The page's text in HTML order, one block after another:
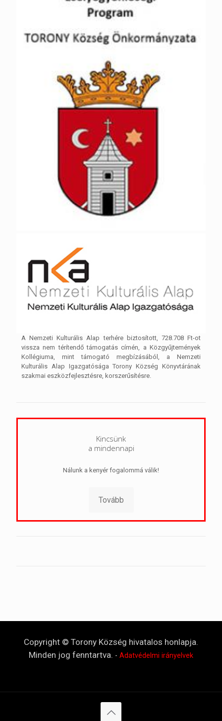
A Nemzeti Kulturális Alap terhére biztosított, 728.708 Ft-ot
vissza nem térítendő támogatás címén, a Közgyűjtemények
Kollégiuma, mint támogató megbízásából, a Nemzeti
Kulturális Alap Igazgatósága Torony Község Könyvtárának
szakmai eszközfejlesztésre, korszerűsítésre.
Kincsünk
a mindennapi
Nálunk a kenyér fogalommá válik!
Tovább
Copyright © Torony Község hivatalos honlapja.
Minden jog fenntartva. - Adatvédelmi irányelvek